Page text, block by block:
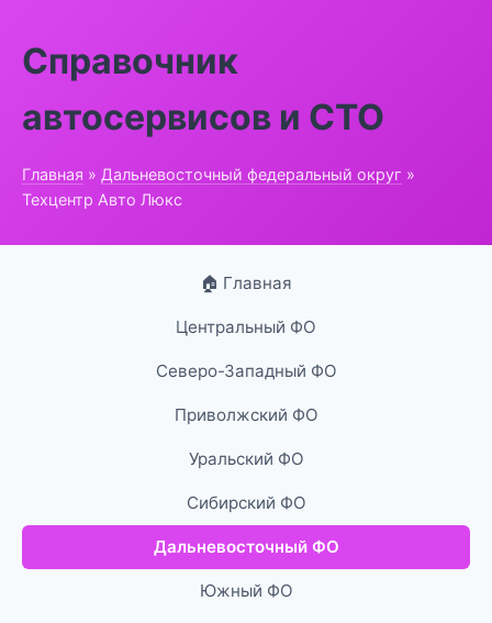
Справочник
автосервисов и СТО
Главная » Дальневосточный федеральный округ »
Техцентр Авто Люкс
🏠 Главная
Центральный ФО
Северо-Западный ФО
Приволжский ФО
Уральский ФО
Сибирский ФО
Дальневосточный ФО
Южный ФО